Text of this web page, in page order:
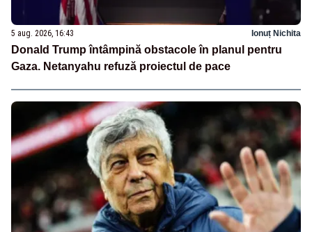
5 aug. 2026, 16:43 Ionuț Nichita
Donald Trump întâmpină obstacole în planul pentru
Gaza. Netanyahu refuză proiectul de pace